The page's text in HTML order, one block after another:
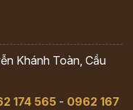
Khánh Toàn, Cầu
174 565 - 0962 167